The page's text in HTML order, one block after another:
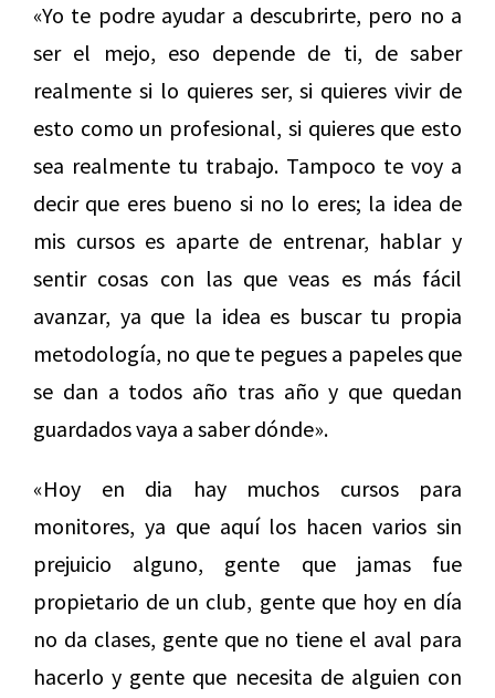
«Yo te podre ayudar a descubrirte, pero no a
ser el mejo, eso depende de ti, de saber
realmente si lo quieres ser, si quieres vivir de
esto como un profesional, si quieres que esto
sea realmente tu trabajo. Tampoco te voy a
decir que eres bueno si no lo eres; la idea de
mis cursos es aparte de entrenar, hablar y
sentir cosas con las que veas es más fácil
avanzar, ya que la idea es buscar tu propia
metodología, no que te pegues a papeles que
se dan a todos año tras año y que quedan
guardados vaya a saber dónde».
«Hoy en dia hay muchos cursos para
monitores, ya que aquí los hacen varios sin
prejuicio alguno, gente que jamas fue
propietario de un club, gente que hoy en día
no da clases, gente que no tiene el aval para
hacerlo y gente que necesita de alguien con